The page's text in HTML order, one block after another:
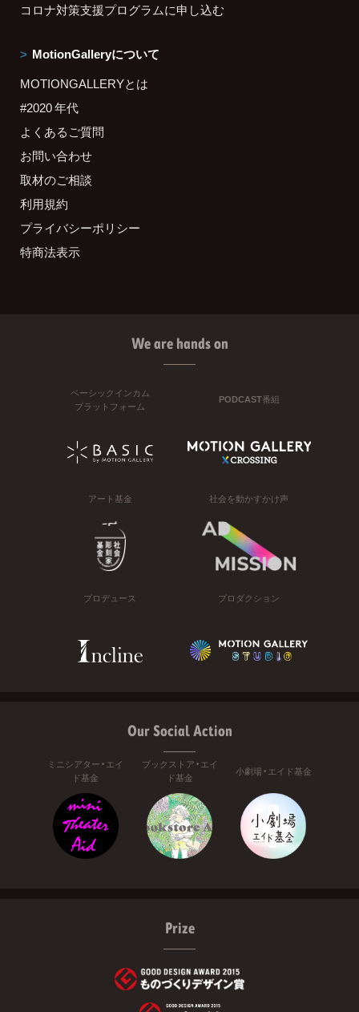
コロナ対策支援プログラムに申し込む
MotionGalleryについて
MOTIONGALLERYとは
#2020 年代
よくあるご質問
お問い合わせ
取材のご相談
利用規約
プライバシーポリシー
特商法表示
We are hands on
ベーシックインカム
プラットフォーム
PODCAST番組
アート基金 社会を動かすかけ声
プロデュース プロダクション
Our Social Action
ミニシアター・エイ
ド基金
ブックストア・エイ
ド基金
小劇場・エイド基金
Prize